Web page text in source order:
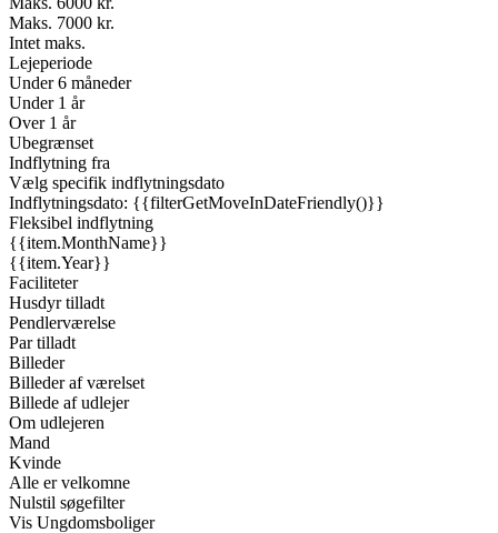
Maks. 7000 kr.
Intet maks.
Lejeperiode
Under 6 måneder
Under 1 år
Over 1 år
Ubegrænset
Indflytning fra
Vælg specifik indflytningsdato
Indflytningsdato: {{filterGetMoveInDateFriendly()}}
Fleksibel indflytning
{{item.MonthName}}
{{item.Year}}
Faciliteter
Husdyr tilladt
Pendlerværelse
Par tilladt
Billeder
Billeder af værelset
Billede af udlejer
Om udlejeren
Mand
Kvinde
Alle er velkomne
Nulstil søgefilter
Vis Ungdomsboliger